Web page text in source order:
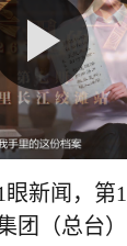
新闻，第
团（总台